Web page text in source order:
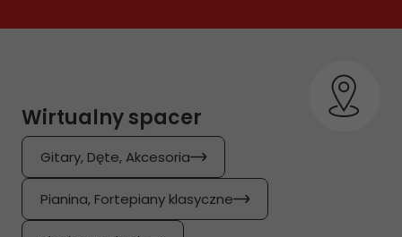
Wirtualny spacer
Gitary, Dęte, Akcesoria
Pianina, Fortepiany klasyczne